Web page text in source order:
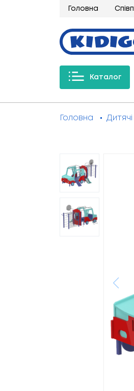
Головна
Каталог
Головна